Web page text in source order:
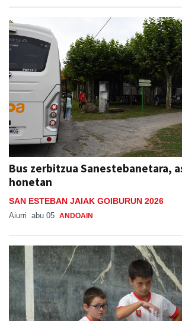
Bus zerbitzua Sanestebanetara,
honetan
SAN ESTEBAN JAIAK GOIBURUN 2026
Aiurri abu 05 ANDOAIN